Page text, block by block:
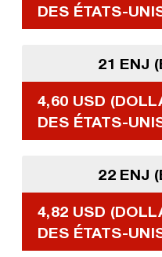
DES ÉTATS-
21 ENJ
4,60 USD
DES ÉTATS-
22 ENJ
4,82 USD
DES ÉTATS-